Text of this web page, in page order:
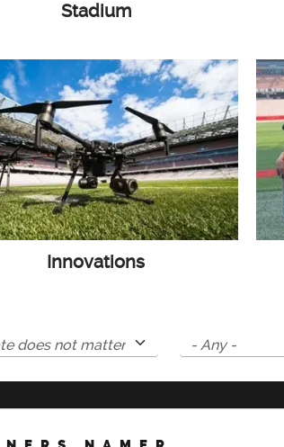
Stadium
Innovations